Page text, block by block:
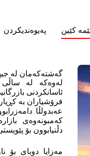
كێین پەیوەندیکردن
گەشتەکەمان لە
ئاسانکردنی
عەبدولڵا
کەمبونەوەی
دڵنیابوون بۆ
مەزایا دوبای بۆ